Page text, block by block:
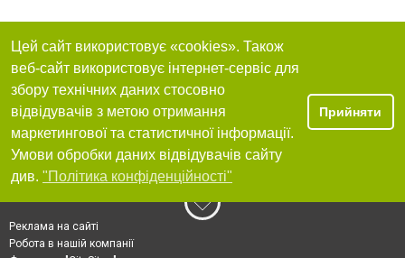
Цей сайт використовує «cookies». Також
веб-сайт використовує інтернет-сервіс для
збору технічних даних стосовно
відвідувачів з метою отримання
маркетингової та статистичної інформації.
Умови обробки даних відвідувачів сайту
див. "Політика конфіденційності"
Прийняти
Реклама на сайті
Робота в нашій компанії